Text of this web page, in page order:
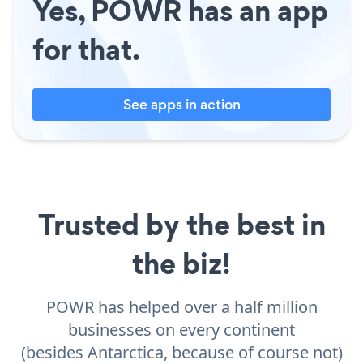
Yes, POWR has an app
for that.
See apps in action
Trusted by the best in
the biz!
POWR has helped over a half million
businesses on every continent
(besides Antarctica, because of course not)